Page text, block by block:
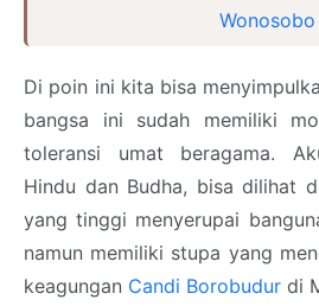
Wonosobo
Di poin ini kita bisa
bangsa ini sudah memiliki
toleransi umat beragama.
Hindu dan Budha, bisa dilihat
yang tinggi menyerupai
namun memiliki stupa yang
keagungan Candi Borobudur di